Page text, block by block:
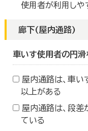
使用者が利用しや
廊下(屋内通路)
車いす使用者の円
屋内通路は、車い
以上がある
屋内通路は、段差
ている